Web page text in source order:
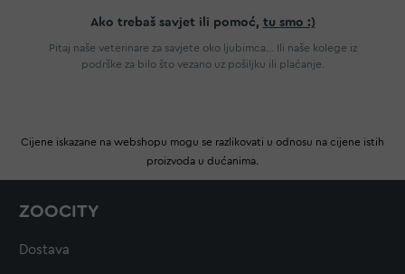
Ako trebaš savjet ili pomoć, tu smo :)
Pitaj naše veterinare za savjete oko ljubimca... Ili naše kolege iz
podrške za bilo što vezano uz pošiljku ili plaćanje.
Cijene iskazane na webshopu mogu se razlikovati u odnosu na cijene istih
proizvoda u dućanima.
ZOOCITY
Dostava